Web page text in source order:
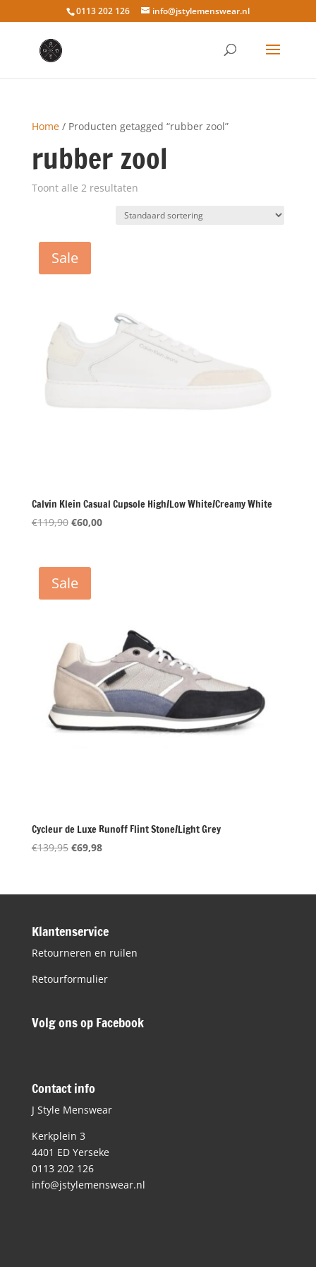
0113 202 126 info@jstylemenswear.nl
Home/ Producten getagged “rubber zool”
rubber zool
Toont alle 2 resultaten
Sale
Calvin Klein Casual Cupsole High/Low White/Creamy White
€119,90 Oorspronkelijke
€119,90.
€60,00Huidige
Sale
Cycleur de Luxe Runoff Flint Stone/Light Grey
€139,95 Oorspronkelijke
€139,95.
€69,98Huidige
€69,98.
Klantenservice
Retourneren en ruilen
Retourformulier
Volg ons op Facebook
Contact info
J Style Menswear
Kerkplein 3
4401 ED Yerseke
0113 202 126
info@jstylemenswear.nl